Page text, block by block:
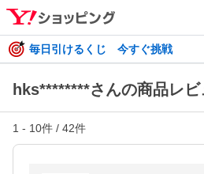
毎日引けるくじ 今すぐ挑戦
hks********さんの商品レビ
1 - 10件 / 42件